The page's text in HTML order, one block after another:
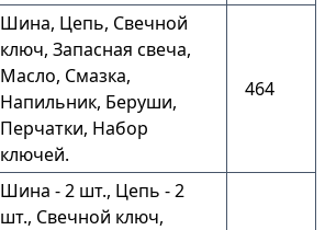
Шина, Цепь, Свечной
ключ, Запасная свеча,
Масло, Смазка,
Напильник, Беруши,
Перчатки, Набор
ключей.
464
Шина - 2 шт., Цепь - 2
шт., Свечной ключ,